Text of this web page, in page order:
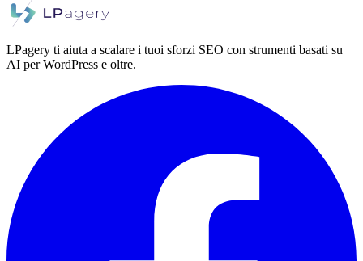
LPagery ti aiuta a scalare i tuoi sforzi SEO con strumenti basati su
AI per WordPress e oltre.